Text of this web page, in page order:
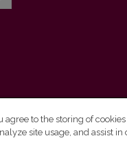
agree to the storing of
site usage, and assist in